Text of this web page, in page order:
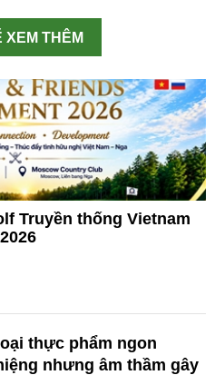
XEM THÊM
Truyền thống Vietnam
thực phẩm ngon
nhưng âm thầm gây